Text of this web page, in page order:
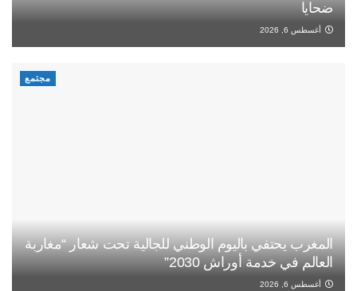
ضحايا
أغسطس 6, 2026
مجتمع
المغرب يحتفي باليوم الوطني للجالية تحت شعار “مغاربة
العالم في خدمة أوراش 2030”
أغسطس 6, 2026